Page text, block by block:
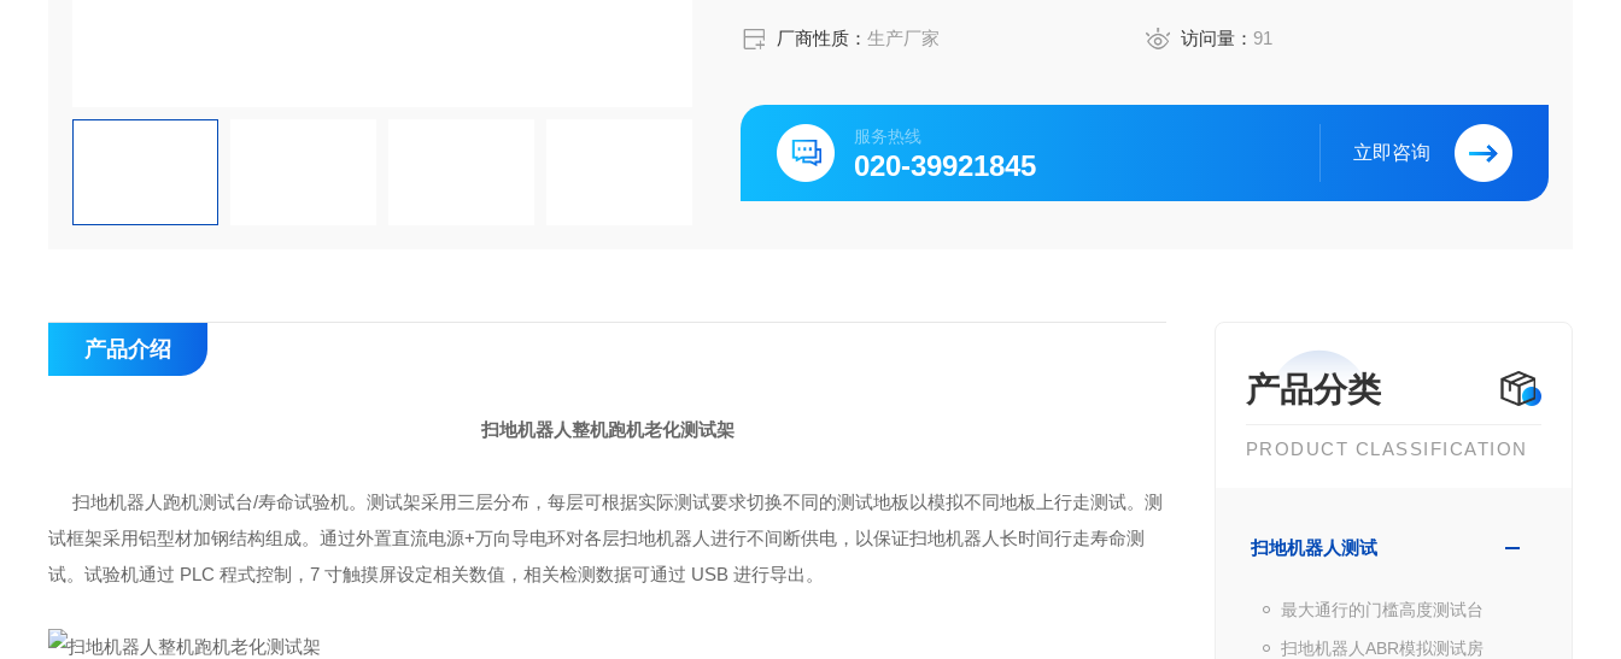
厂商性质：生产厂家 访问量： 91
服务热线
020-39921845 立即咨询
产品分类
PRODUCT CLASSIFICATION
扫地机器人测试
最大通行的门槛高度测试台
扫地机器人ABR模拟测试房
产品介绍
扫地机器人整机跑机老化测试架
扫地机器人跑机测试台/寿命试验机。测试架采用三层分布，每层可根据实际测试要求切换不同的测试地板以模拟不同地板上行走测试。测
试框架采用铝型材加钢结构组成。通过外置直流电源+万向导电环对各层扫地机器人进行不间断供电，以保证扫地机器人长时间行走寿命测
试。试验机通过 PLC 程式控制，7 寸触摸屏设定相关数值，相关检测数据可通过 USB 进行导出。